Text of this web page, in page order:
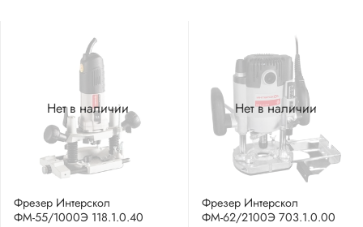
Нет в наличии
Фрезер Интерскол
ФМ-55/1000Э 118.1.0.40
Нет в наличии
Фрезер Интерскол
ФМ-62/2100Э 703.1.0.00